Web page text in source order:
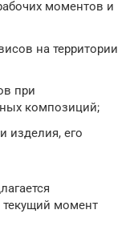
моментов и
на территории
при
композиций;
изделия, его
текущий момент